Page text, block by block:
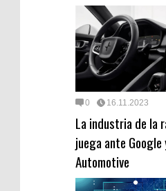
0 16.11.2023
La industria de la
juega ante
Automotive